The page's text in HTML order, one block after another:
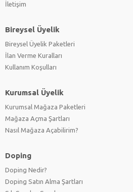
İletişim
Bireysel Üyelik
Bireysel Üyelik Paketleri
İlan Verme Kuralları
Kullanım Koşulları
Kurumsal Üyelik
Kurumsal Mağaza Paketleri
Mağaza Açma Şartları
Nasıl Mağaza Açabilirim?
Doping
Doping Nedir?
Doping Satın Alma Şartları